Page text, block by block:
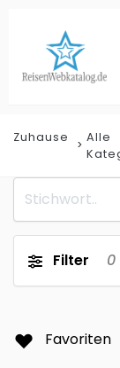
Zuhause
Alle
Filter 0
Favoriten